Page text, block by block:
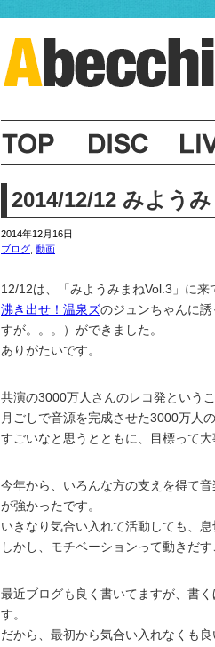
2014/12/12 みよう
2014年12月16日
ブログ 動画
12/12は、「みようみまねVol.3」に来
沸き出せ！温泉ズのジュンちゃんに
すが。。。）ができました。
ありがたいです。
共演の3000万人さんのレコ発という
月ごしで音源を完成させた3000万人の
すごいなと思うとともに、目標って大
今年から、いろんな方の支えを得て
が強かったです。
いきなり気合い入れて活動しても、
しかし、モチベーションって動きだ
最近ブログも良く書いてますが、書
す。
だから、最初から気合い入れなくも